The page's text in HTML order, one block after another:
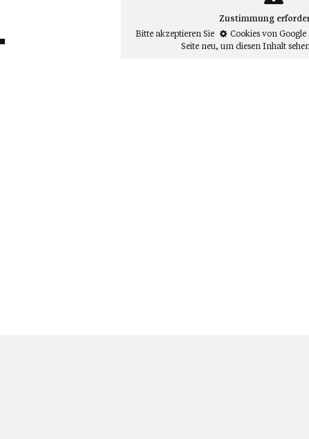
Zustimmung
Bitte akzeptieren Sie
Cookies von Google
Seite neu, um diesen Inhalt